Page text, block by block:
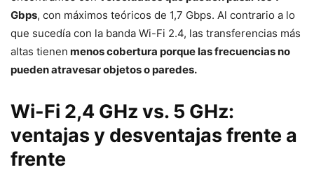
Gbps, con máximos teóricos de 1,7 Gbps. Al contrario a lo
que sucedía con la banda Wi-Fi 2.4, las transferencias más
altas tienen menos cobertura porque las frecuencias no
pueden atravesar objetos o paredes.
Wi-Fi 2,4 GHz vs. 5 GHz:
ventajas y desventajas frente a
frente